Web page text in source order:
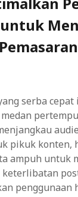
serba cepat
pikuk konten,
ampuh untuk
penggunaan